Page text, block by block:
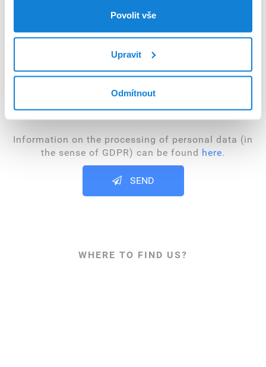
Povolit vše
Upravit
Odmítnout
Information on the processing of personal data (in
the sense of GDPR) can be found here.
SEND
WHERE TO FIND US?